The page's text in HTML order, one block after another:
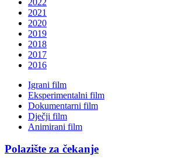
2021
2020
2019
2018
2017
2016
Igrani film
Eksperimentalni film
Dokumentarni film
Dječji film
Animirani film
Polazište za čekanje